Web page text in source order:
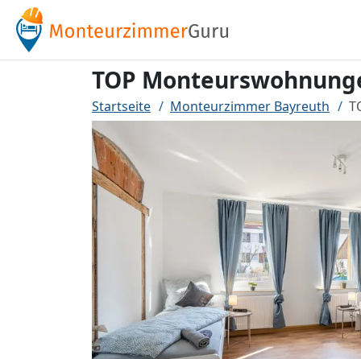
TOP
Startseite Monteurzimmer Bayreuth